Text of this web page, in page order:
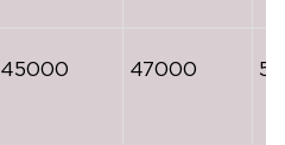
45000 47000